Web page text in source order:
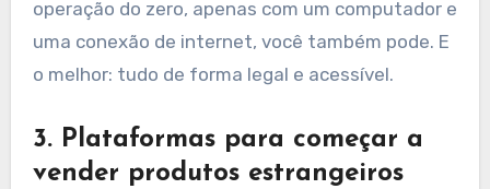
operação do zero, apenas com um computador e
uma conexão de internet, você também pode. E
o melhor: tudo de forma legal e acessível.
3. Plataformas para começar a
vender produtos estrangeiros